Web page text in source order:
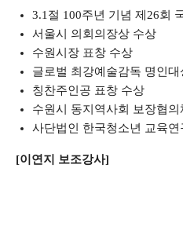
3.1절 100주년 기념 제26회
서울시 의회의장상 수상
수원시장 표창 수상
글로벌 최강예술감독 명인대
칭찬주인공 표창 수상
수원시 동지역사회 보장협
사단법인 한국청소년 교육
[이연지 보조강사]